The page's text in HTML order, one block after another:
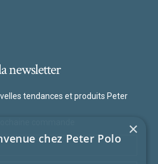
newsletter
tendances et produits Peter
commande
×
chez Peter Polo